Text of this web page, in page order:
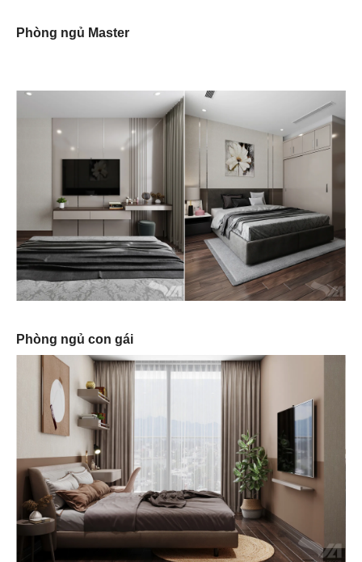
Phòng ngủ Master
Phòng ngủ con gái